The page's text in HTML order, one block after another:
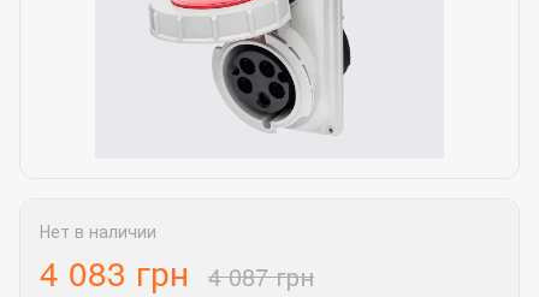
Нет в наличии
4 083 грн 4 087 грн